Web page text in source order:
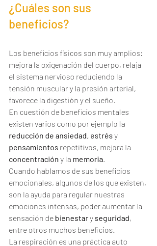
¿Cuáles son sus
beneficios?
Los beneficios físicos son muy amplios:
mejora la oxigenación del cuerpo, relaja
el sistema nervioso reduciendo la
tensión muscular y la presión arterial,
favorece la digestión y el sueño.
En cuestión de beneficios mentales
existen varios como por ejemplo la
reducción de ansiedad, estrés y
pensamientos repetitivos, mejora la
concentración y la memoria.
Cuando hablamos de sus beneficios
emocionales, algunos de los que existen,
son la ayuda para regular nuestras
emociones intensas, poder aumentar la
sensación de bienestar y seguridad,
entre otros muchos beneficios.
La respiración es una práctica auto